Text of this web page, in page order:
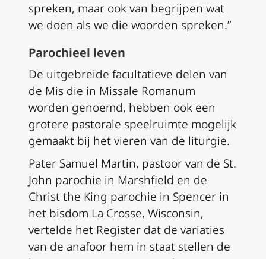
spreken, maar ook van begrijpen wat
we doen als we die woorden spreken.”
Parochieel leven
De uitgebreide facultatieve delen van
de Mis die in Missale Romanum
worden genoemd, hebben ook een
grotere pastorale speelruimte mogelijk
gemaakt bij het vieren van de liturgie.
Pater Samuel Martin, pastoor van de St.
John parochie in Marshfield en de
Christ the King parochie in Spencer in
het bisdom La Crosse, Wisconsin,
vertelde het Register dat de variaties
van de anafoor hem in staat stellen de